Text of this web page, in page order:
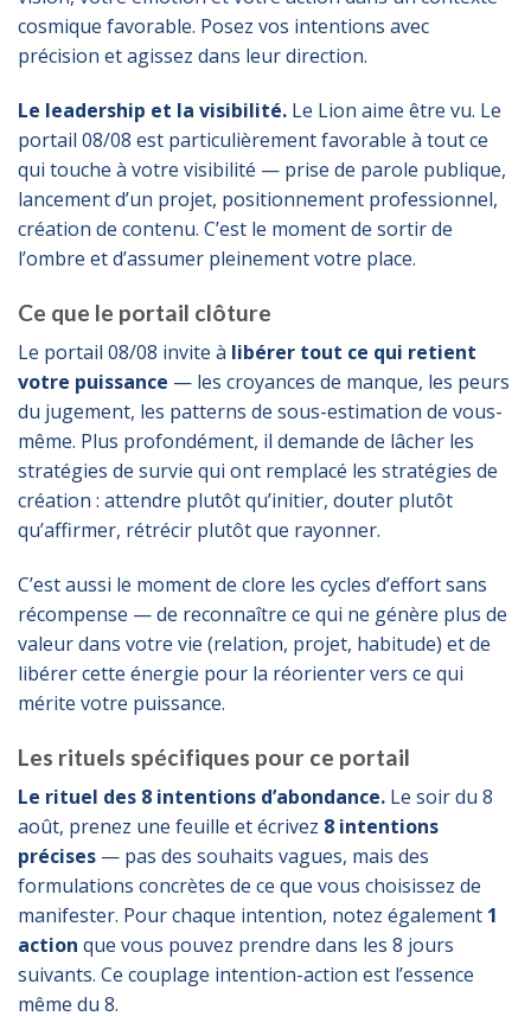
cosmique favorable. Posez vos intentions avec
précision et agissez dans leur direction.
Le leadership et la visibilité. Le Lion aime être vu. Le
portail 08/08 est particulièrement favorable à tout ce
qui touche à votre visibilité — prise de parole publique,
lancement d’un projet, positionnement professionnel,
création de contenu. C’est le moment de sortir de
l’ombre et d’assumer pleinement votre place.
Ce que le portail clôture
Le portail 08/08 invite à libérer tout ce qui retient
votre puissance — les croyances de manque, les peurs
du jugement, les patterns de sous-estimation de vous-
même. Plus profondément, il demande de lâcher les
stratégies de survie qui ont remplacé les stratégies de
création : attendre plutôt qu’initier, douter plutôt
qu’affirmer, rétrécir plutôt que rayonner.
C’est aussi le moment de clore les cycles d’effort sans
récompense — de reconnaître ce qui ne génère plus de
valeur dans votre vie (relation, projet, habitude) et de
libérer cette énergie pour la réorienter vers ce qui
mérite votre puissance.
Les rituels spécifiques pour ce portail
Le rituel des 8 intentions d’abondance. Le soir du 8
août, prenez une feuille et écrivez 8 intentions
précises — pas des souhaits vagues, mais des
formulations concrètes de ce que vous choisissez de
manifester. Pour chaque intention, notez également 1
action que vous pouvez prendre dans les 8 jours
suivants. Ce couplage intention-action est l’essence
même du 8.